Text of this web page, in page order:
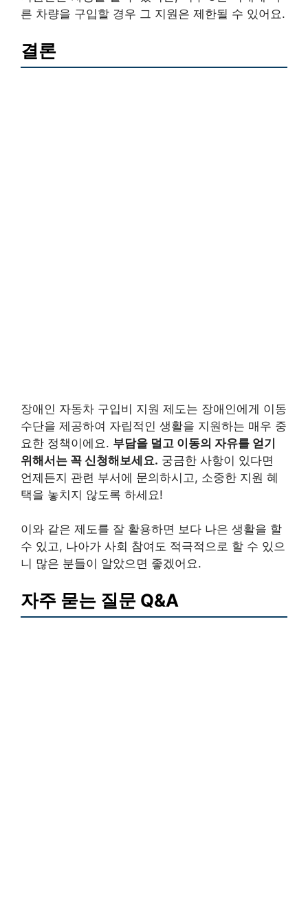
른 차량을 구입할 경우 그 지원은 제한될 수 있어요.
결론
장애인 자동차 구입비 지원 제도는 장애인에게 이동
수단을 제공하여 자립적인 생활을 지원하는 매우 중
요한 정책이에요. 부담을 덜고 이동의 자유를 얻기
위해서는 꼭 신청해보세요. 궁금한 사항이 있다면
언제든지 관련 부서에 문의하시고, 소중한 지원 혜
택을 놓치지 않도록 하세요!
이와 같은 제도를 잘 활용하면 보다 나은 생활을 할
수 있고, 나아가 사회 참여도 적극적으로 할 수 있으
니 많은 분들이 알았으면 좋겠어요.
자주 묻는 질문 Q&A